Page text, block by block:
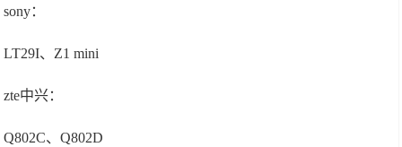
sony：
LT29I、Z1 mini
zte中兴：
Q802C、Q802D